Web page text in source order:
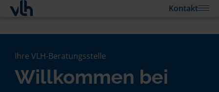
Kontakt
Ihre VLH-Beratungsstelle
Willkommen bei